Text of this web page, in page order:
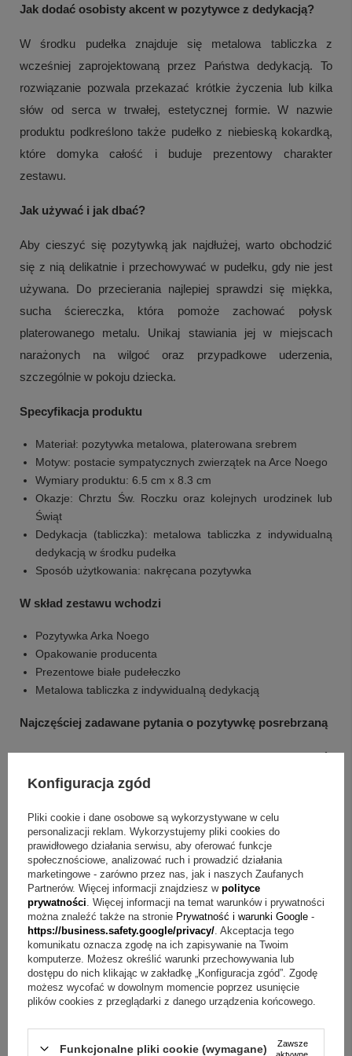
+4
Zobacz więcej
Jak dodać osobisty akcent w pozytywce z dedykacją?
W środku pudełka znajduje się metalowa tabliczka z
wcześniej zaprojektowaną przez Państwa dedykacją. To
rozwiązanie pozwala przekazać krótkie życzenia lub kilka
słów od serca w trwałej, estetycznej formie. W nazwie
produktu podkreślono także pudełko z niebieską kokardką,
które domyka całość i buduje prezentowy charakter
zestawu.
Jak używać i jak dbać?
Aby cieszyć się pozytywką jak najdłużej, warto obchodzić
się z nią delikatnie i przechowywać w pudełku, gdy nie jest
używana. Do przecierania najlepiej sprawdzi się miękka,
sucha ściereczka, która pomoże zachować połysk
platerowanego metalu. Unikaj stawiania jej w miejscach
narażonych na wilgoć oraz przypadkowe uderzenia,
szczególnie w pokoju dziecka.
Specyfikacja produktu
Materiał: pozytywka metalowa, platerowana srebrem
Motyw: postacie sympatycznych zwierzątek na Arce Noego
Wymiary produktu: 6.5 cm x 8.3 cm
Okazje: Chrztu Św. Roczku oraz kolejnych urodzinek lub
Świąt
Dedykacja (tabliczka): metalowa tabliczka z indywidualną
dedykacją w środku pudełka
Sposób użytkowania: nakręcana pozytywka
W skład zestawu wchodzi
Pozytywka Arka Noego
Opakowanie producenta
Prezentowe białe pudełeczko
Metalowa tabliczka z indywidualną dedykacją
Najczęściej zadawane pytania o pozytywkę posrebrzaną
Pytanie:Co przedstawia ten model?Odpowiedź:
Pozytywka zawiera postacie sympatycznych zwierzątek
szczegółowo.
Pytanie:Jak wygląda dedykacja w zestawie?Odpowiedź:
W środku pudełka umieszczana jest metalowa tabliczka z
wcześniej zaprojektowaną przez Państwa dedykacją.
Pytanie:Jakie tworzywo ma pozytywka?Odpowiedź:
pozytywka metalowa, platerowana srebrem.
Pytanie: Jak dobrać okazję do wręczenia?Odpowiedź:
Konfiguracja zgód
Pliki cookie i dane osobowe są wykorzystywane w celu
personalizacji reklam. Wykorzystujemy pliki cookies do
prawidłowego działania serwisu, aby oferować funkcje
społecznościowe, analizować ruch i prowadzić działania
marketingowe - zarówno przez nas, jak i naszych Zaufanych
Partnerów. Więcej informacji znajdziesz w polityce
prywatności . Więcej informacji na temat warunków i prywatności
można znaleźć także na stronie Prywatność i warunki Google -
https://business.safety.google/privacy/ . Akceptacja tego
komunikatu oznacza zgodę na ich zapisywanie na Twoim
komputerze. Możesz określić warunki przechowywania lub
dostępu do nich klikając w zakładkę „Konfiguracja zgód”. Zgodę
możesz wycofać w dowolnym momencie poprzez usunięcie
plików cookies z przeglądarki z danego urządzenia końcowego.
Funkcjonalne pliki cookie (wymagane)
Zawsze
aktywne